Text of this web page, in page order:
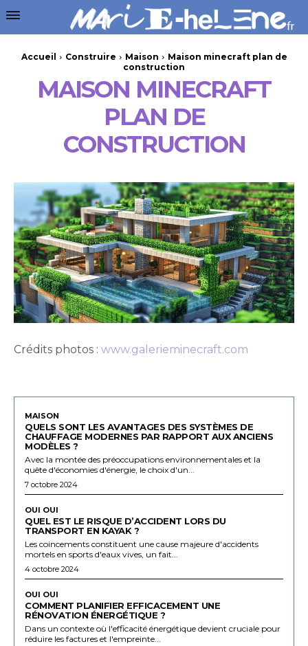
Accueil Construire Maison
Maison minecraft plan de
construction
MAISON MINECRAFT
PLAN DE
CONSTRUCTION
Crédits photos : www.galerieminecraft.com
MAISON
QUELS SONT LES AVANTAGES DES SYSTÈMES DE
CHAUFFAGE MODERNES PAR RAPPORT AUX ANCIENS
MODÈLES ?
Avec la montée des préoccupations environnementales et la
quête d'économies d'énergie, le choix d'un...
7 octobre 2024
OUI OUI
QUEL EST LE RISQUE D’ACCIDENT LORS DU
TRANSPORT EN KAYAK ?
Les coincements constituent une cause majeure d'accidents
mortels en sports d'eaux vives, un fait...
4 octobre 2024
OUI OUI
COMMENT PLANIFIER EFFICACEMENT UNE
RÉNOVATION ÉNERGÉTIQUE ?
Dans un contexte où l'efficacité énergétique devient cruciale pour
réduire les factures et l'empreinte...